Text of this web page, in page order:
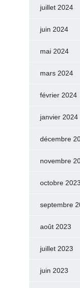
juillet 2024
juin 2024
mai 2024
mars 2024
février 2024
janvier 2024
décembre
novembre
octobre 2023
septembre
août 2023
juillet 2023
juin 2023